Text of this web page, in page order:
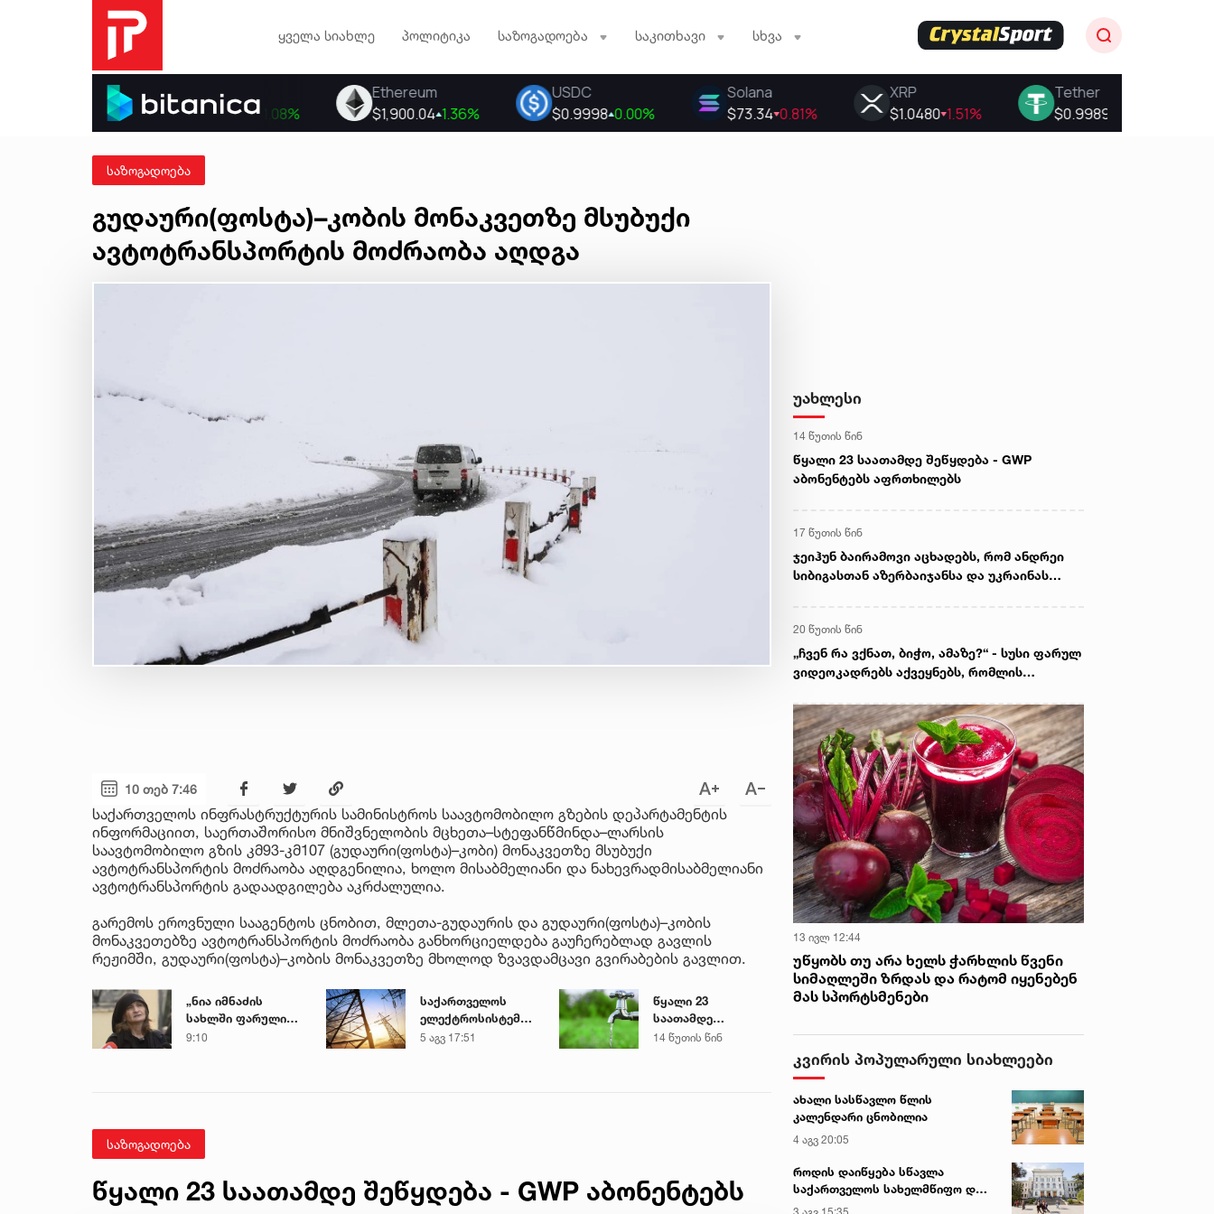
ყველა სიახლე პოლიტიკა საზოგადოება საკითხავი სხვა
საზოგადოება
გუდაური(ფოსტა)–კობის მონაკვეთზე მსუბუქი
ავტოტრანსპორტის მოძრაობა აღდგა
10 თებ 7:46
საქართველოს ინფრასტრუქტურის სამინისტროს საავტომობილო გზების დეპარტამენტის
ინფორმაციით, საერთაშორისო მნიშვნელობის მცხეთა–სტეფანწმინდა–ლარსის
საავტომობილო გზის კმ93-კმ107 (გუდაური(ფოსტა)–კობი) მონაკვეთზე მსუბუქი
ავტოტრანსპორტის მოძრაობა აღდგენილია, ხოლო მისაბმელიანი და ნახევრადმისაბმელიანი
ავტოტრანსპორტის გადაადგილება აკრძალულია.
გარემოს ეროვნული სააგენტოს ცნობით, მლეთა-გუდაურის და გუდაური(ფოსტა)–კობის
მონაკვეთებზე ავტოტრანსპორტის მოძრაობა განხორციელდება გაუჩერებლად გავლის
რეჟიმში, გუდაური(ფოსტა)–კობის მონაკვეთზე მხოლოდ ზვავდამცავი გვირაბების გავლით.
„ნია იმნაძის
სახლში ფარული
მოსასმენი იყო
9:10
საქართველოს
ელექტროსისტემა
სპეციალურ
5 აგვ 17:51
წყალი 23
საათამდე
შეწყდება - GWP
14 წუთის წინ
საზოგადოება
წყალი 23 საათამდე შეწყდება - GWP აბონენტებს
უახლესი
14 წუთის წინ
წყალი 23 საათამდე შეწყდება - GWP
აბონენტებს აფრთხილებს
17 წუთის წინ
ჯეიჰუნ ბაირამოვი აცხადებს, რომ ანდრეი
სიბიგასთან აზერბაიჯანსა და უკრაინას
20 წუთის წინ
„ჩვენ რა ვქნათ, ბიჭო, ამაზე?“ - სუსი ფარულ
ვიდეოკადრებს აქვეყნებს, რომლის
13 ივლ 12:44
უწყობს თუ არა ხელს ჭარხლის წვენი
სიმაღლეში ზრდას და რატომ იყენებენ
მას სპორტსმენები
კვირის პოპულარული სიახლეები
ახალი სასწავლო წლის
კალენდარი ცნობილია
4 აგვ 20:05
როდის დაიწყება სწავლა
საქართველოს სახელმწიფო და
კერძო უნივერსიტეტებში